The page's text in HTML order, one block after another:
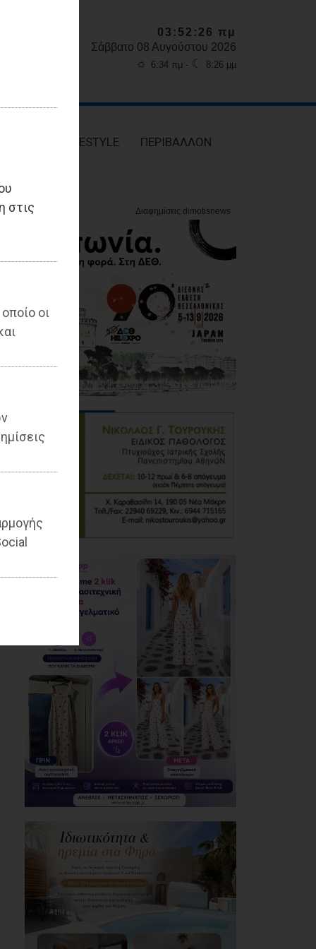
στις
οι
03:52:27 πμ
Σάββατο 08 Αυγούστου 2026
☼ 6:34 πμ - ☾ 8:26 μμ
LIFESTYLE ΠΕΡΙΒΑΛΛΟΝ